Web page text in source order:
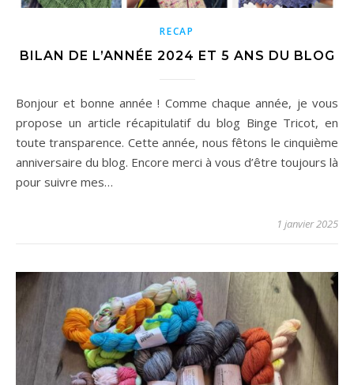
RECAP
BILAN DE L’ANNÉE 2024 ET 5 ANS DU BLOG
Bonjour et bonne année ! Comme chaque année, je vous
propose un article récapitulatif du blog Binge Tricot, en
toute transparence. Cette année, nous fêtons le cinquième
anniversaire du blog. Encore merci à vous d’être toujours là
pour suivre mes…
1 janvier 2025